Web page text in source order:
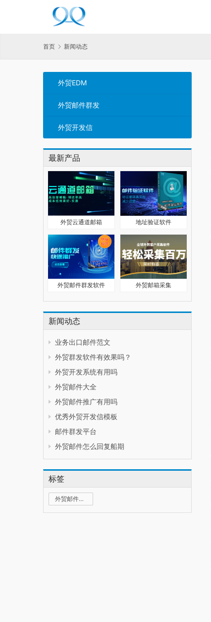
首页 新闻动态
外贸EDM
外贸邮件群发
外贸开发信
最新产品
外贸云通道邮箱 地址验证软件
外贸邮件群发软件 外贸邮箱采集
新闻动态
业务出口邮件范文
外贸群发软件有效果吗？
外贸开发系统有用吗
外贸邮件大全
外贸邮件推广有用吗
优秀外贸开发信模板
邮件群发平台
外贸邮件怎么回复船期
标签
外贸邮件群发